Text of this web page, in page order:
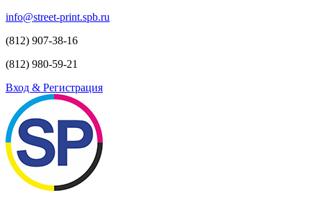
info@street-print.spb.ru
(812) 907-38-16
(812) 980-59-21
Вход & Регистрация